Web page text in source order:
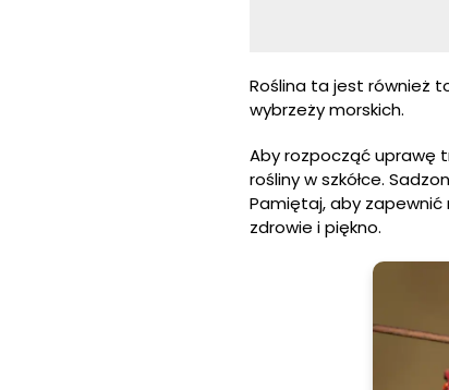
Roślina ta jest również
wybrzeży morskich.
Aby rozpocząć uprawę
rośliny w szkółce.
Pamiętaj, aby zapewnić
zdrowie i piękno.